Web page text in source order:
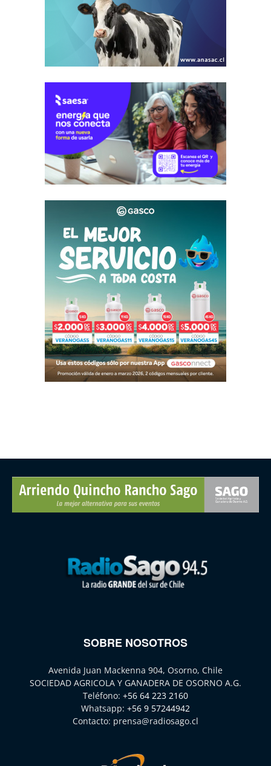
SOBRE NOSOTROS
Avenida Juan Mackenna 904, Osorno, Chile
SOCIEDAD AGRICOLA Y GANADERA DE OSORNO A.G.
Teléfono: +56 64 223 2160
Whatsapp: +56 9 57244942
Contacto: prensa@radiosago.cl